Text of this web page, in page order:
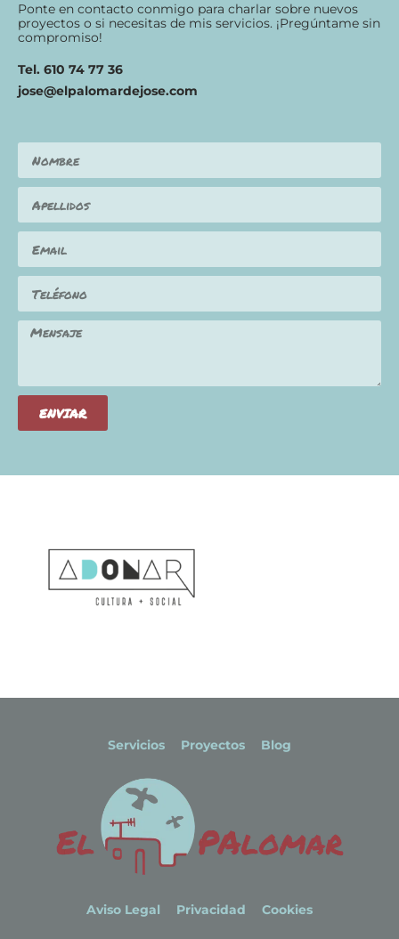
Ponte en contacto conmigo para charlar sobre nuevos
proyectos o si necesitas de mis servicios. ¡Pregúntame sin
compromiso!
Tel. 610 74 77 36
jose@elpalomardejose.com
ENVIAR
Servicios Proyectos Blog
Aviso Legal Privacidad Cookies